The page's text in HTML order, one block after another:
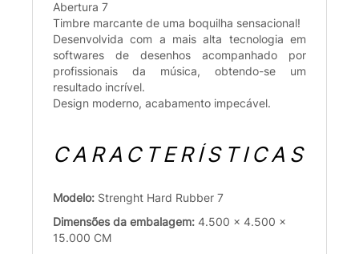
Abertura 7
Timbre marcante de uma boquilha sensacional!
Desenvolvida com a mais alta tecnologia em
softwares de desenhos acompanhado por
profissionais da música, obtendo-se um
resultado incrível.
Design moderno, acabamento impecável.
CARACTERÍSTICAS
Modelo: Strenght Hard Rubber 7
Dimensões da embalagem: 4.500 x 4.500 x
15.000 CM